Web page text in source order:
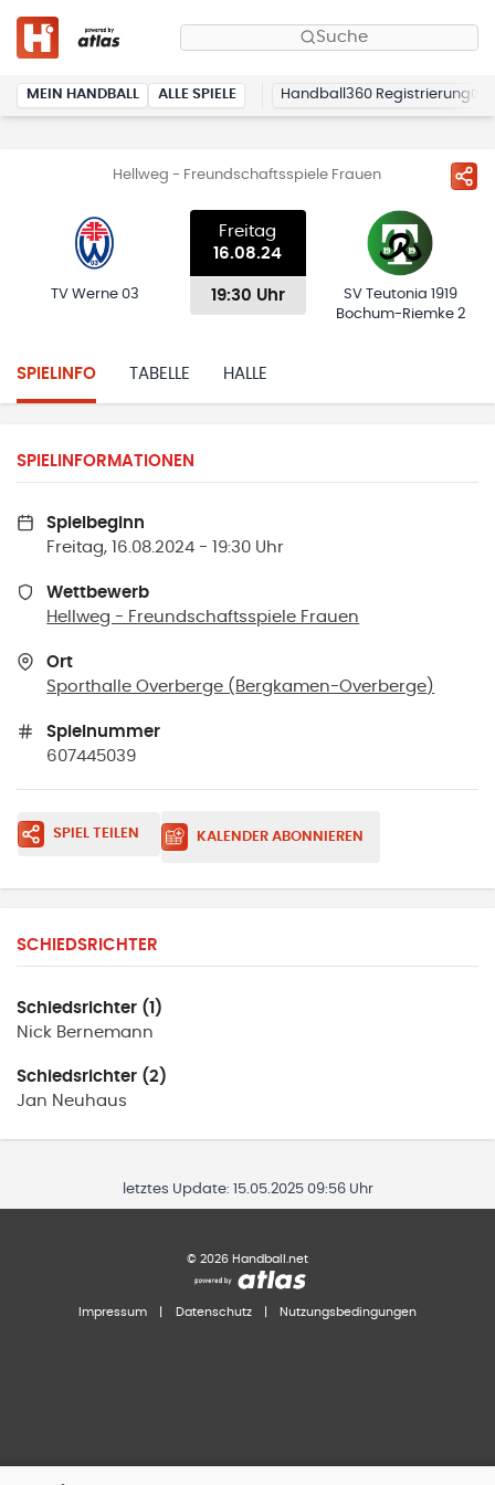
Suche
MEIN HANDBALL ALLE SPIELE Handball360 Registrierung
Hellweg - Freundschaftsspiele Frauen
TV Werne 03
Freitag
16.08.24
19:30 Uhr
SV Teutonia 1919
Bochum-Riemke 2
SPIELINFO TABELLE HALLE
SPIELINFORMATIONEN
Spielbeginn
Freitag, 16.08.2024 - 19:30 Uhr
Wettbewerb
Hellweg - Freundschaftsspiele Frauen
Ort
Sporthalle Overberge ( Bergkamen-Overberge )
Spielnummer
607445039
SPIEL TEILEN KALENDER ABONNIEREN
SCHIEDSRICHTER
Schiedsrichter (1)
Nick Bernemann
Schiedsrichter (2)
Jan Neuhaus
letztes Update: 15.05.2025 09:56 Uhr
© 2026 Handball.net
Impressum Datenschutz Nutzungsbedingungen